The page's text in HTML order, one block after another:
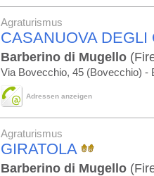
Agraturismus
CASANUOVA DEGLI
Barberino di Mugello
Via Bovecchio, 45 (Bovecchio) -
Adressen anzeigen
Agraturismus
GIRATOLA
Barberino di Mugello